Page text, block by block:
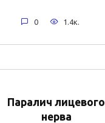
0 1.4к.
Паралич лицевого
нерва